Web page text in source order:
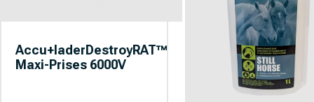
Accu+laderDestroyRAT™
Maxi-Prises 6000V